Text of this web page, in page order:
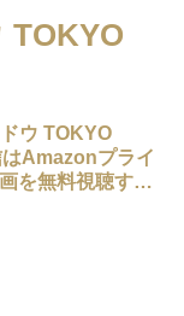
TOKYO
ウ TOKYO
Amazonプライ
を無料視聴する